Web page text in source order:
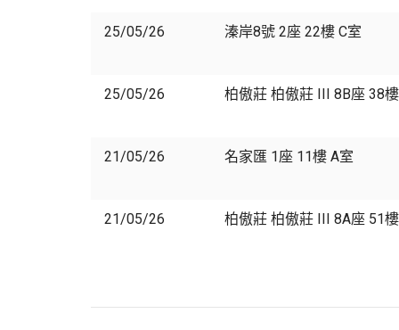
25/05/26 溱岸8號 2座 22樓 C室
25/05/26 柏傲莊 柏傲莊 III 8B座 38
21/05/26 名家匯 1座 11樓 A室
21/05/26 柏傲莊 柏傲莊 III 8A座 51